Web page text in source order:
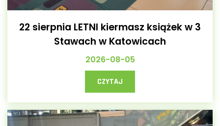
22 sierpnia LETNI kiermasz książek w 3
Stawach w Katowicach
2026-08-05
CZYTAJ